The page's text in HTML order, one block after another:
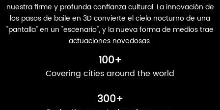
nuestra firme y profunda confianza cultural. La innovación de
los pasos de baile en 3D convierte el cielo nocturno de una
"pantalla" en un "escenario", y la nueva forma de medios trae
actuaciones novedosas.
100+
Covering cities around the world
300+